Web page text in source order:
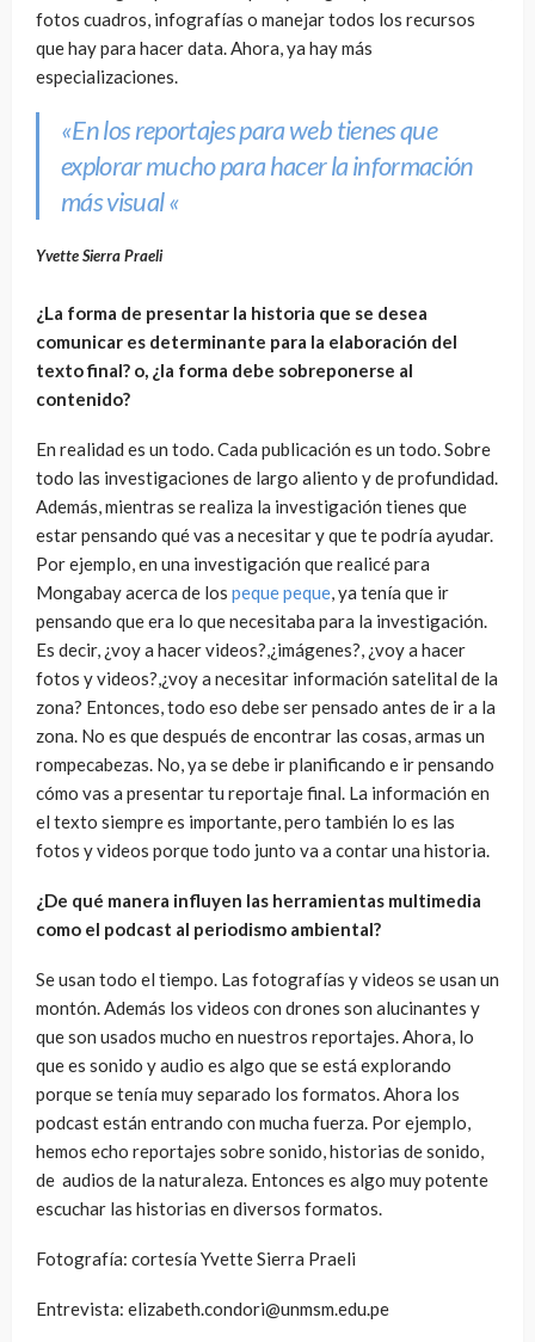
fotos cuadros, infografías o manejar todos los recursos
que hay para hacer data. Ahora, ya hay más
especializaciones.
«En los reportajes para web tienes que
explorar mucho para hacer la información
más visual «
Yvette Sierra Praeli
¿La forma de presentar la historia que se desea
comunicar es determinante para la elaboración del
texto final? o, ¿la forma debe sobreponerse al
contenido?
En realidad es un todo. Cada publicación es un todo. Sobre
todo las investigaciones de largo aliento y de profundidad.
Además, mientras se realiza la investigación tienes que
estar pensando qué vas a necesitar y que te podría ayudar.
Por ejemplo, en una investigación que realicé para
Mongabay acerca de los peque peque, ya tenía que ir
pensando que era lo que necesitaba para la investigación.
Es decir, ¿voy a hacer videos?,¿imágenes?, ¿voy a hacer
fotos y videos?,¿voy a necesitar información satelital de la
zona? Entonces, todo eso debe ser pensado antes de ir a la
zona. No es que después de encontrar las cosas, armas un
rompecabezas. No, ya se debe ir planificando e ir pensando
cómo vas a presentar tu reportaje final. La información en
el texto siempre es importante, pero también lo es las
fotos y videos porque todo junto va a contar una historia.
¿De qué manera influyen las herramientas multimedia
como el podcast al periodismo ambiental?
Se usan todo el tiempo. Las fotografías y videos se usan un
montón. Además los videos con drones son alucinantes y
que son usados mucho en nuestros reportajes. Ahora, lo
que es sonido y audio es algo que se está explorando
porque se tenía muy separado los formatos. Ahora los
podcast están entrando con mucha fuerza. Por ejemplo,
hemos echo reportajes sobre sonido, historias de sonido,
de audios de la naturaleza. Entonces es algo muy potente
escuchar las historias en diversos formatos.
Fotografía: cortesía Yvette Sierra Praeli
Entrevista: elizabeth.condori@unmsm.edu.pe